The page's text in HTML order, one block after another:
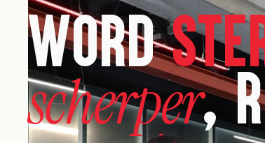
WORD
scherper,